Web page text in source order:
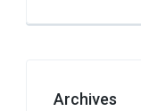
Archives